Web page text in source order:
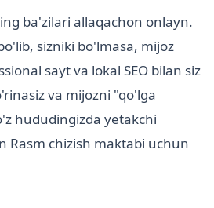
ba'zilari allaqachon onlayn.
sizniki bo'lmasa, mijoz
sayt va lokal SEO bilan siz
va mijozni "qo'lga
hududingizda yetakchi
Rasm chizish maktabi uchun